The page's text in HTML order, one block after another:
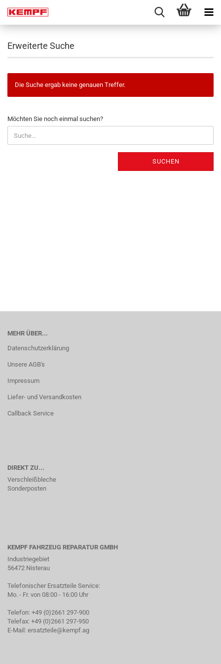
Erweiterte Suche
Die Suche ergab keine genauen Treffer.
MÖCHTEN
SIE
NOCH
EINMAL
Möchten Sie noch einmal suchen?
SUCHEN
MEHR ÜBER...
Datenschutzerklärung
Unsere AGB's
Impressum
Liefer- und Versandkosten
Callback Service
DIREKT ZU...
Verschleißbleche
Sonderposten
KEMPF FAHRZEUG REPARATUR GMBH
Industriegebiet
56472 Nisterau
Telefonischer Ersatzteile Service:
Mo. - Fr. von 08:00 - 16:00 Uhr
Telefon: +49 (0)2661 297-900
Telefax: +49 (0)2661 297-950
E-Mail: ersatzteile@kempf.ag